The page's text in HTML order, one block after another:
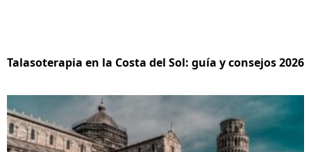
Talasoterapia en la Costa del Sol: guía y consejos 2026